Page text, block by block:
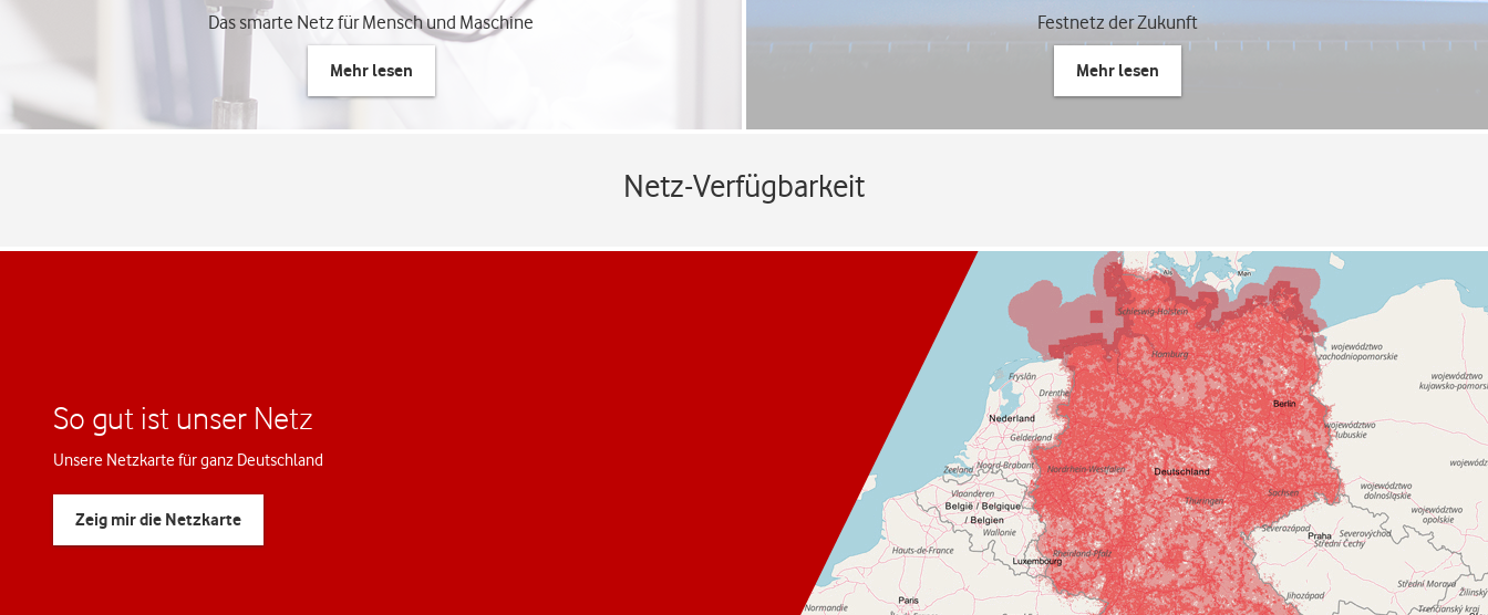
Das smarte Netz für Mensch und Maschine
Mehr lesen
Festnetz der Zukunft
Mehr lesen
Netz-Verfügbarkeit
So gut ist unser Netz
Unsere Netzkarte für ganz Deutschland
Zeig mir die Netzkarte